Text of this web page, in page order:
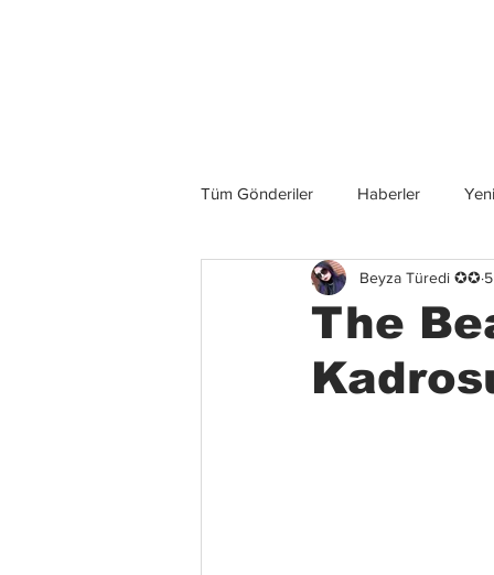
Tüm Gönderiler Haberler
Grup İncelemeleri Konserler
The
Beyza Türedi ✪✪